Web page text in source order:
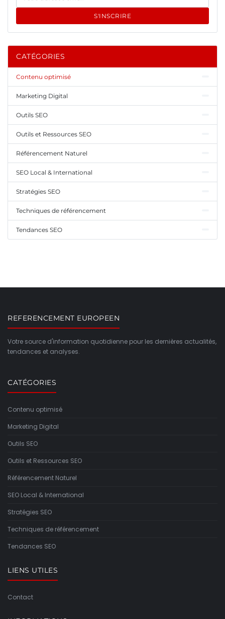
S'INSCRIRE
CATÉGORIES
Contenu optimisé
Marketing Digital
Outils SEO
Outils et Ressources SEO
Référencement Naturel
SEO Local & International
Stratégies SEO
Techniques de référencement
Tendances SEO
REFERENCEMENT EUROPEEN
Votre source d'information quotidienne pour les dernières actualités,
tendances et analyses.
CATÉGORIES
Contenu optimisé
Marketing Digital
Outils SEO
Outils et Ressources SEO
Référencement Naturel
SEO Local & International
Stratégies SEO
Techniques de référencement
Tendances SEO
LIENS UTILES
Contact